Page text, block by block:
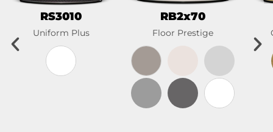
RS3010
Uniform Plus
RB2x70
Floor Prestige